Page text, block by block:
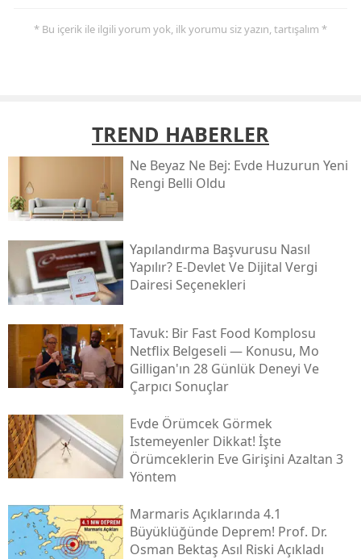
* Bu içerik ile ilgili yorum yok, ilk yorumu siz yazın, tartışalım *
TREND HABERLER
Ne Beyaz Ne Bej: Evde Huzurun Yeni
Rengi Belli Oldu
Yapılandırma Başvurusu Nasıl
Yapılır? E-Devlet Ve Dijital Vergi
Dairesi Seçenekleri
Tavuk: Bir Fast Food Komplosu
Netflix Belgeseli — Konusu, Mo
Gilligan'ın 28 Günlük Deneyi Ve
Çarpıcı Sonuçlar
Evde Örümcek Görmek
Istemeyenler Dikkat! İşte
Örümceklerin Eve Girişini Azaltan 3
Yöntem
Marmaris Açıklarında 4.1
Büyüklüğünde Deprem! Prof. Dr.
Osman Bektaş Asıl Riski Açıkladı